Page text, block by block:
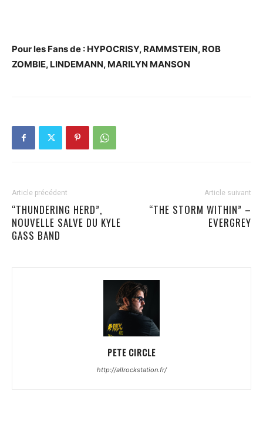
Pour les Fans de : HYPOCRISY, RAMMSTEIN, ROB
ZOMBIE, LINDEMANN, MARILYN MANSON
Article précédent
“THUNDERING HERD”,
NOUVELLE SALVE DU KYLE
GASS BAND
Article suivant
“THE STORM WITHIN” –
EVERGREY
PETE CIRCLE
http://allrockstation.fr/